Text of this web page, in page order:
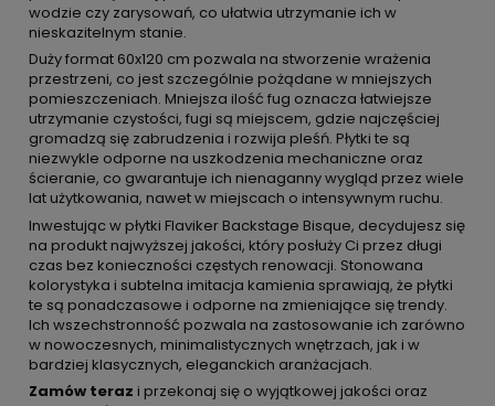
wodzie czy zarysowań, co ułatwia utrzymanie ich w
nieskazitelnym stanie.
Duży format 60x120 cm pozwala na stworzenie wrażenia
przestrzeni, co jest szczególnie pożądane w mniejszych
pomieszczeniach. Mniejsza ilość fug oznacza łatwiejsze
utrzymanie czystości, fugi są miejscem, gdzie najczęściej
gromadzą się zabrudzenia i rozwija pleśń. Płytki te są
niezwykle odporne na uszkodzenia mechaniczne oraz
ścieranie, co gwarantuje ich nienaganny wygląd przez wiele
lat użytkowania, nawet w miejscach o intensywnym ruchu.
Inwestując w płytki Flaviker Backstage Bisque, decydujesz się
na produkt najwyższej jakości, który posłuży Ci przez długi
czas bez konieczności częstych renowacji. Stonowana
kolorystyka i subtelna imitacja kamienia sprawiają, że płytki
te są ponadczasowe i odporne na zmieniające się trendy.
Ich wszechstronność pozwala na zastosowanie ich zarówno
w nowoczesnych, minimalistycznych wnętrzach, jak i w
bardziej klasycznych, eleganckich aranżacjach.
Zamów teraz i przekonaj się o wyjątkowej jakości oraz